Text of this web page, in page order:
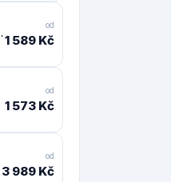
od
1 589 Kč
od
1 573 Kč
od
3 989 Kč